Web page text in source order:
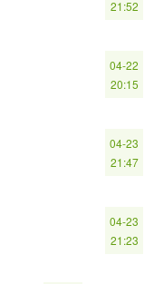
21:52
04-22
20:15
04-23
21:47
04-23
21:23